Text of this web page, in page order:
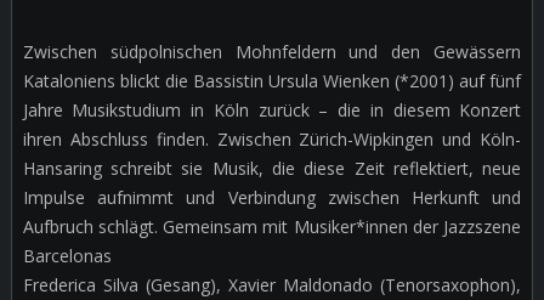
Zwischen südpolnischen Mohnfeldern und den Gewässern
Kataloniens blickt die Bassistin Ursula Wienken (*2001) auf fünf
Jahre Musikstudium in Köln zurück – die in diesem Konzert
ihren Abschluss finden. Zwischen Zürich-Wipkingen und Köln-
Hansaring schreibt sie Musik, die diese Zeit reflektiert, neue
Impulse aufnimmt und Verbindung zwischen Herkunft und
Aufbruch schlägt. Gemeinsam mit Musiker*innen der Jazzszene
Barcelonas
Frederica Silva (Gesang), Xavier Maldonado (Tenorsaxophon),